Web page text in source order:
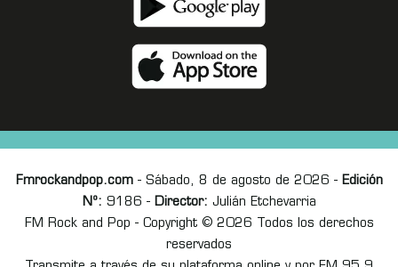
Fmrockandpop.com- Sábado, 8 de agosto de 2026 - Edición
Nº: 9186 - Director: Julián Etchevarria
FM Rock and Pop - Copyright © 2026 Todos los derechos
reservados